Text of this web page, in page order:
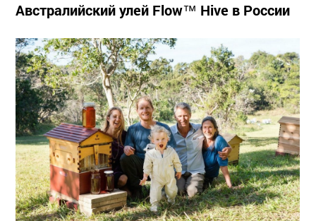
Австралийский улей Flow™ Hive в России